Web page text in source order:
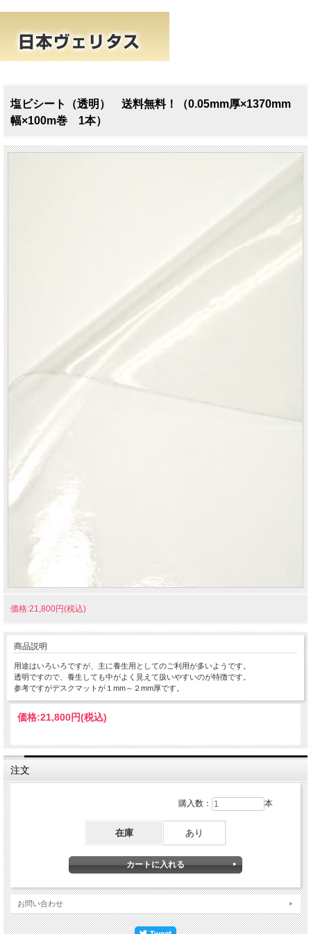
塩ビシート（透明） 送料無料！（0.05mm厚×1370mm
幅×100m巻 1本）
価格:21,800円(税込)
商品説明
用途はいろいろですが、主に養生用としてのご利用が多いようです。
透明ですので、養生しても中がよく見えて扱いやすいのが特徴です。
参考ですがデスクマットが１mm～２mm厚です。
価格:21,800円(税込)
注文
購入数： 本
在庫 あり
お問い合わせ